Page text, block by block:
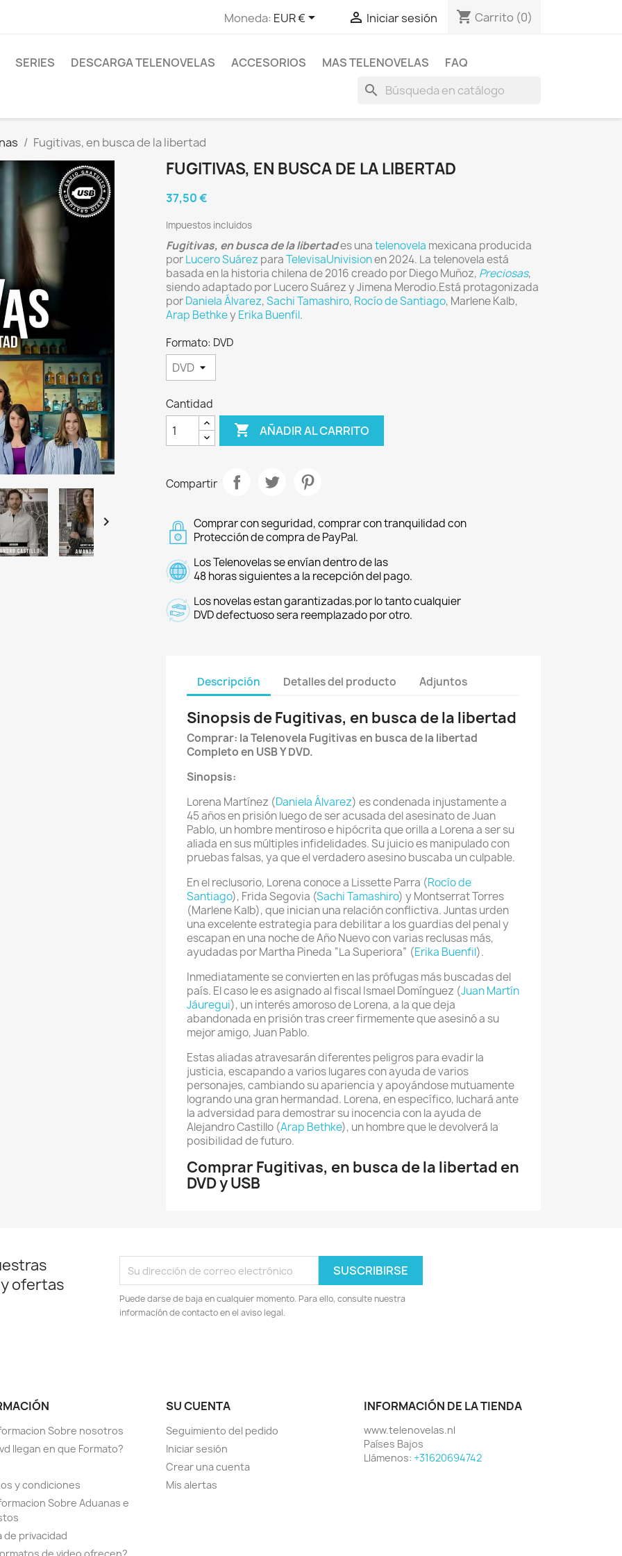
Moneda: EUR €  Iniciar sesión shopping_cart Carrito (0)
SERIES DESCARGA TELENOVELAS ACCESORIOS MAS TELENOVELAS FAQ
search
Fugitivas, en busca de la libertad

FUGITIVAS, EN BUSCA DE LA LIBERTAD
37,50 €
Impuestos incluidos
Fugitivas, en busca de la libertades unatelenovela mexicana producida
porLucero Suárez paraTelevisaUnivisionen 2024. La telenovela está
basada en la historia chilena de 2016 creado por Diego Muñoz, Preciosas,
siendo adaptado por Lucero Suárez y Jimena Merodio.Está protagonizada
porDaniela Álvarez,Sachi Tamashiro, Rocío de Santiago, Marlene Kalb,
Arap BethkeyErika Buenfil.
Formato: DVD
Cantidad
 AÑADIR AL CARRITO
Compartir
Comprar con seguridad, comprar con tranquilidad con
Protección de compra de PayPal.
Los Telenovelas se envían dentro de las
48 horas siguientes a la recepción del pago.
Los novelas estan garantizadas.por lo tanto cualquier
DVD defectuoso sera reemplazado por otro.
Descripción Detalles del producto Adjuntos
Sinopsis de Fugitivas, en busca de la libertad
Comprar: la Telenovela Fugitivas en busca de la libertad
Completo en USB Y DVD.
Sinopsis:
Lorena Martínez (Daniela Álvarez) es condenada injustamente a
45 años en prisión luego de ser acusada del asesinato de Juan
Pablo, un hombre mentiroso e hipócrita que orilla a Lorena a ser su
aliada en sus múltiples infidelidades. Su juicio es manipulado con
pruebas falsas, ya que el verdadero asesino buscaba un culpable.
En el reclusorio, Lorena conoce a Lissette Parra (Rocío de
Santiago), Frida Segovia (Sachi Tamashiro) y Montserrat Torres
(Marlene Kalb), que inician una relación conflictiva. Juntas urden
una excelente estrategia para debilitar a los guardias del penal y
escapan en una noche de Año Nuevo con varias reclusas más,
ayudadas por Martha Pineda “La Superiora” (Erika Buenfil).
Inmediatamente se convierten en las prófugas más buscadas del
país. El caso le es asignado al fiscal Ismael Domínguez (Juan Martín
Jáuregui), un interés amoroso de Lorena, a la que deja
abandonada en prisión tras creer firmemente que asesinó a su
mejor amigo, Juan Pablo.
Estas aliadas atravesarán diferentes peligros para evadir la
justicia, escapando a varios lugares con ayuda de varios
personajes, cambiando su apariencia y apoyándose mutuamente
logrando una gran hermandad. Lorena, en específico, luchará ante
la adversidad para demostrar su inocencia con la ayuda de
Alejandro Castillo (Arap Bethke), un hombre que le devolverá la
posibilidad de futuro.
Comprar Fugitivas, en busca de la libertad en
DVD y USB
ofertas
Puede darse de baja en cualquier momento. Para ello, consulte nuestra
información de contacto en el aviso legal.
Sobre nosotros
llegan en que Formato?
y condiciones
Sobre Aduanas e
de privacidad
SU CUENTA
Seguimiento del pedido
Iniciar sesión
Crear una cuenta
Mis alertas
INFORMACIÓN DE LA TIENDA
www.telenovelas.nl
Países Bajos
Llámenos: +31620694742